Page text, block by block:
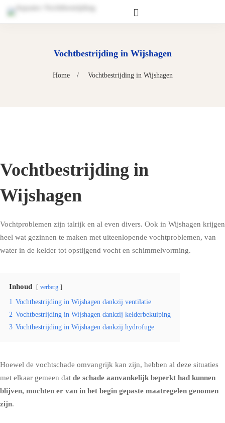
Vochtbestrijding in Wijshagen
Home Vochtbestrijding in Wijshagen
Vochtbestrijding in
Wijshagen
Vochtproblemen zijn talrijk en al even divers. Ook in Wijshagen krijgen
heel wat gezinnen te maken met uiteenlopende vochtproblemen, van
water in de kelder tot opstijgend vocht en schimmelvorming.
Inhoud verberg
1 Vochtbestrijding in Wijshagen dankzij ventilatie
2 Vochtbestrijding in Wijshagen dankzij kelderbekuiping
3 Vochtbestrijding in Wijshagen dankzij hydrofuge
Hoewel de vochtschade omvangrijk kan zijn, hebben al deze situaties
met elkaar gemeen dat de schade aanvankelijk beperkt had kunnen
blijven, mochten er van in het begin gepaste maatregelen genomen
zijn.